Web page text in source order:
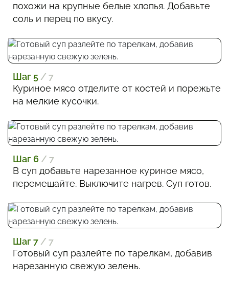
похожи на крупные белые хлопья. Добавьте
соль и перец по вкусу.
Шаг 5 / 7
Куриное мясо отделите от костей и порежьте
на мелкие кусочки.
Шаг 6 / 7
В суп добавьте нарезанное куриное мясо,
перемешайте. Выключите нагрев. Суп готов.
Шаг 7 / 7
Готовый суп разлейте по тарелкам, добавив
нарезанную свежую зелень.